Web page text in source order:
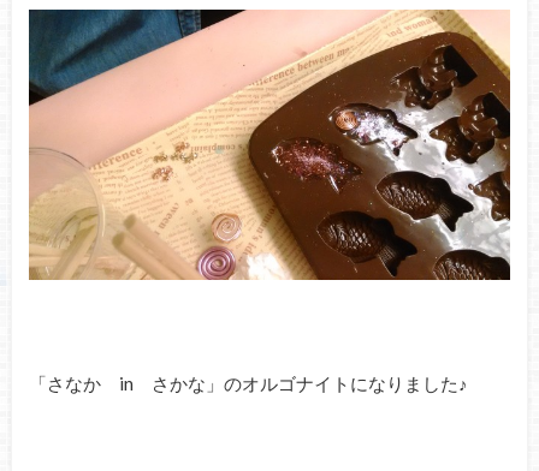
「さなか in さかな」のオルゴナイトになりました♪